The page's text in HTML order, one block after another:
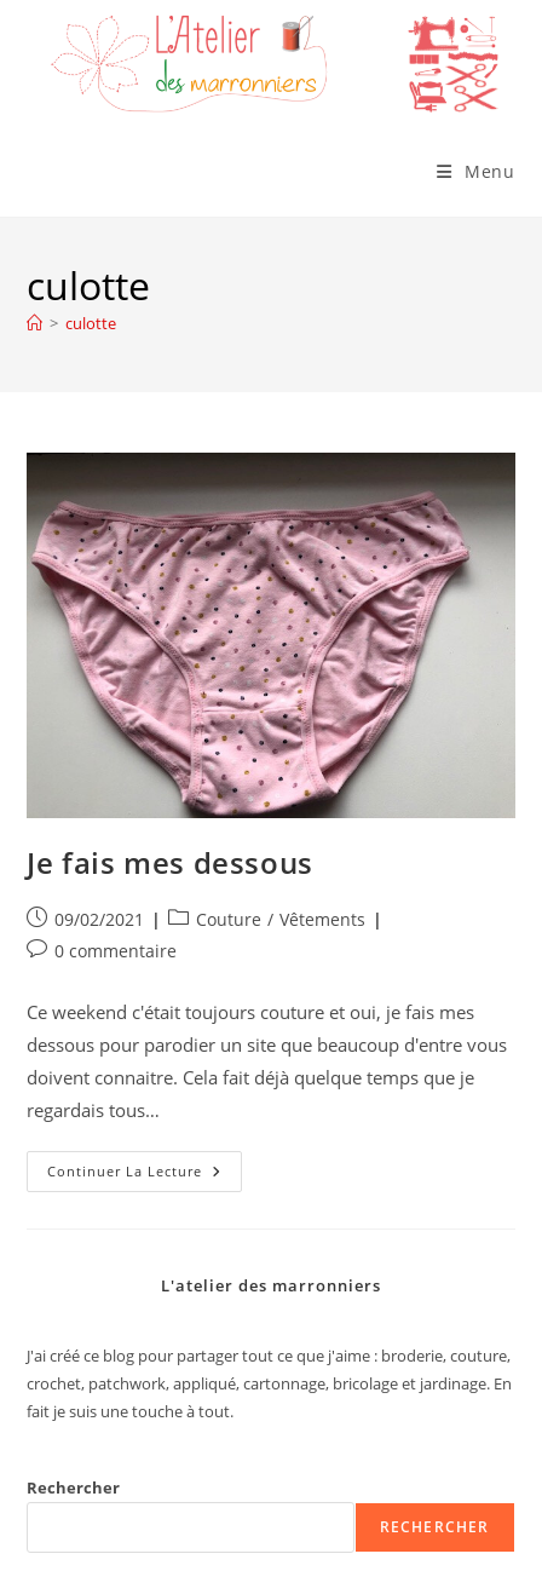
content
Menu
culotte
> culotte
Je fais mes dessous
Publication
publiée :
09/02/2021
Post
category:
Couture / Vêtements
Commentaires
la
publication :
0 commentaire
Ce weekend c'était toujours couture et oui, je fais mes
dessous pour parodier un site que beaucoup d'entre vous
doivent connaitre. Cela fait déjà quelque temps que je
regardais tous…
Continuer La Lecture Je
Fais
L'atelier des marronniers
J'ai créé ce blog pour partager tout ce que j'aime : broderie, couture,
crochet, patchwork, appliqué, cartonnage, bricolage et jardinage. En
fait je suis une touche à tout.
Rechercher
RECHERCHER